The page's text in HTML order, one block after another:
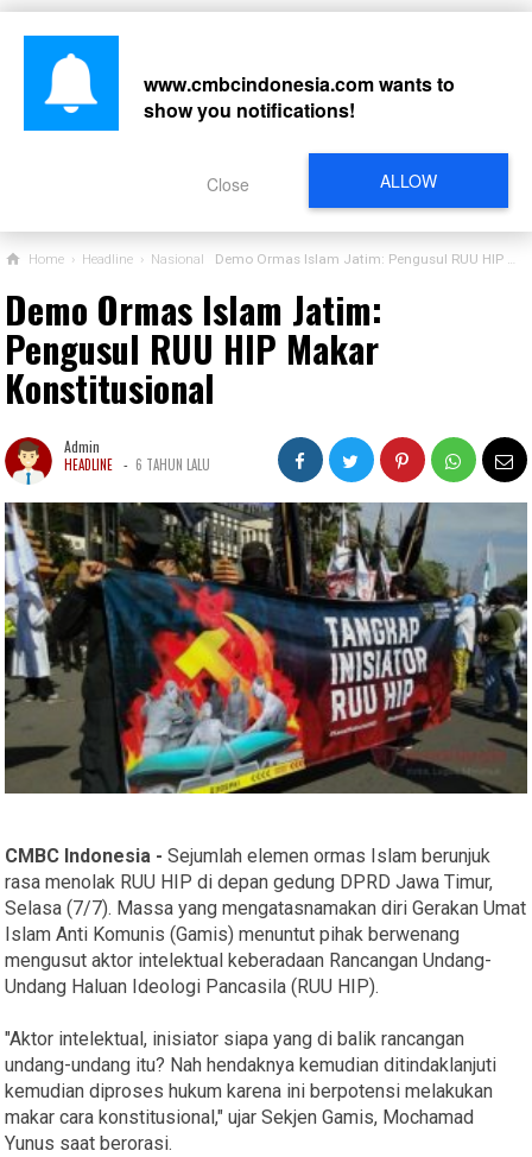
Home › Headline › Nasional Demo Ormas Islam Jatim: Pengusul RUU HIP Makar Konstitusional
Demo Ormas Islam Jatim:
Pengusul RUU HIP Makar
Konstitusional
Admin
HEADLINE - 6 TAHUN LALU
CMBC Indonesia -Sejumlah elemen ormas Islam berunjuk
rasa menolak RUU HIP di depan gedung DPRD Jawa Timur,
Selasa (7/7). Massa yang mengatasnamakan diri Gerakan Umat
Islam Anti Komunis (Gamis) menuntut pihak berwenang
mengusut aktor intelektual keberadaan Rancangan Undang-
Undang Haluan Ideologi Pancasila (RUU HIP).
"Aktor intelektual, inisiator siapa yang di balik rancangan
undang-undang itu? Nah hendaknya kemudian ditindaklanjuti
kemudian diproses hukum karena ini berpotensi melakukan
makar cara konstitusional," ujar Sekjen Gamis, Mochamad
Yunus saat berorasi.
www.cmbcindonesia.comwants to
show you notifications!
ALLOW
Close